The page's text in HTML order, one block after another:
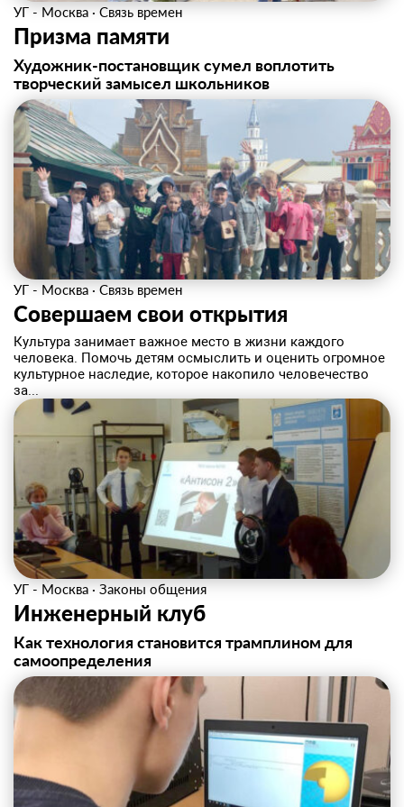
УГ - Москва · Связь времен
Призма памяти
Художник-постановщик сумел воплотить
творческий замысел школьников
УГ - Москва · Связь времен
Совершаем свои открытия
Культура занимает важное место в жизни каждого
человека. Помочь детям осмыслить и оценить огромное
культурное наследие, которое накопило человечество
за...
УГ - Москва · Законы общения
Инженерный клуб
Как технология становится трамплином для
самоопределения